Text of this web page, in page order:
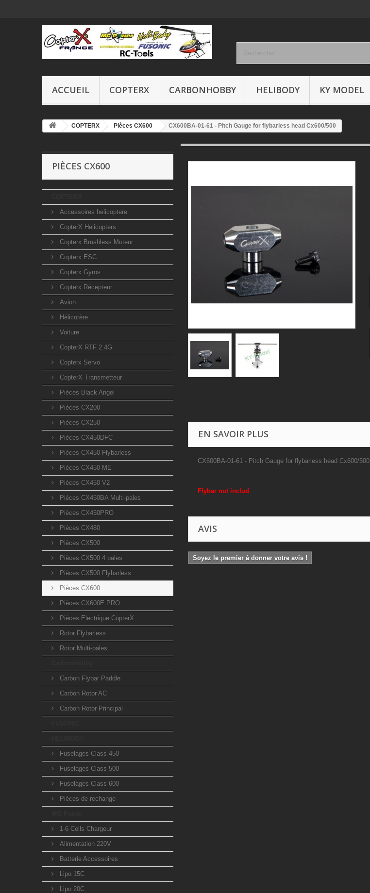
ACCUEIL COPTERX CARBONHOBBY HELIBODY KY MODEL
COPTERX Pièces CX600 CX600BA-01-61 - Pitch Gauge for flybarless head Cx600/500
PIÈCES CX600
Accessoires helicoptere
CopterX Helicopters
Copterx Brushless Moteur
Copterx ESC
Copterx Gyros
Copterx Récepteur
Avion
Hélicotère
Voiture
CopterX RTF 2.4G
Copterx Servo
CopterX Transmetteur
Pièces Black Angel
Pièces CX200
Pièces CX250
Pièces CX450DFC
Pièces CX450 Flybarless
Pièces CX450 ME
Pièces CX450 V2
Pièces CX450BA Multi-pales
Pièces CX450PRO
Pièces CX480
Pièces CX500
Pièces CX500 4 pales
Pièces CX500 Flybarless
Pièces CX600
Pièces CX600E PRO
Pièces Electrique CopterX
Rotor Flybarless
Rotor Multi-pales
Carbon Flybar Paddle
Carbon Rotor AC
Carbon Rotor Principal
Fuselages Class 450
Fuselages Class 500
Fuselages Class 600
Pièces de rechange
1-6 Cells Chargeur
Alimentation 220V
Batterie Accessoires
Lipo 15C
Lipo 20C
EN SAVOIR PLUS
CX600BA-01-61 - Pitch Gauge for flybarless head Cx600/500
Flybar not includ
AVIS
Soyez le premier à donner votre avis !